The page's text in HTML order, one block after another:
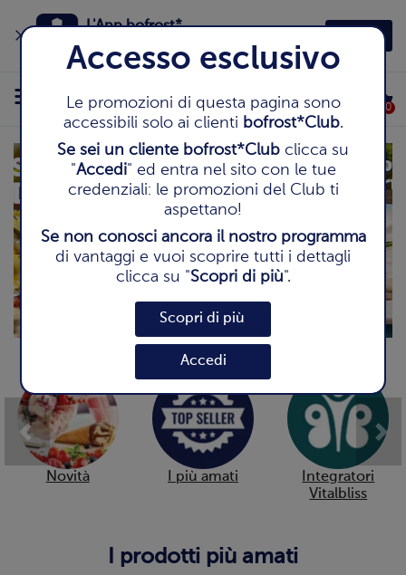
L'App bofrost*
Accesso esclusivo
Le promozioni di questa pagina sono
accessibili solo ai clienti bofrost*Club.
Se sei un cliente bofrost*Club clicca su
"Accedi" ed entra nel sito con le tue
credenziali: le promozioni del Club ti
aspettano!
Se non conosci ancora il nostro programma
di vantaggi e vuoi scoprire tutti i dettagli
clicca su "Scopri di più".
Scopri di più
Accedi
0
Previous
Novità I più amati
Integratori
Vitalbliss
Previous
I prodotti più amati